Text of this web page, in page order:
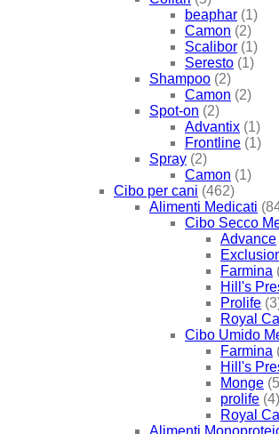
beaphar (1)
Camon (2)
Scalibor (1)
Seresto (1)
Shampoo (2)
Camon (2)
Spot-on (2)
Advantix (1)
Frontline (1)
Spray (2)
Camon (1)
Cibo per cani (462)
Alimenti Medicati
Cibo Secco
Advance
Farmina
Hill's
Prolife
Royal
Cibo Umido
Farmina
Hill's
Monge
prolife (4)
Royal
Alimenti